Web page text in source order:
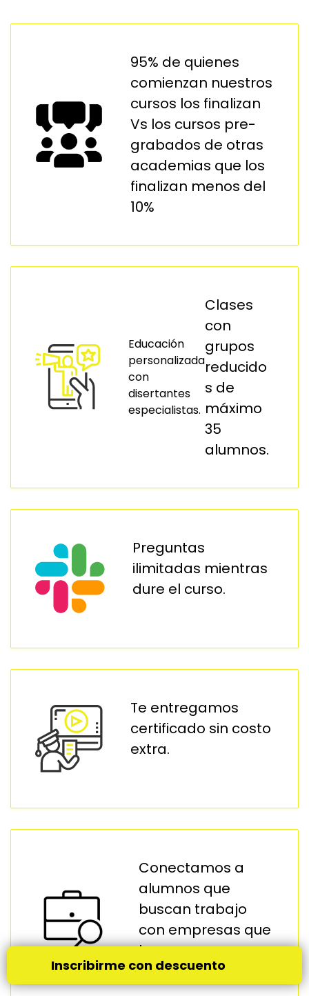
95% de quienes
comienzan nuestros
cursos los finalizan
Vs los cursos pre-
grabados de otras
academias que los
finalizan menos del
10%
Educación
personalizada
con
disertantes
especialistas.
Clases
con
grupos
reducido
s de
máximo
35
alumnos.
Preguntas
ilimitadas mientras
dure el curso.
Te entregamos
certificado sin costo
extra.
Conectamos a
alumnos que
buscan trabajo
con empresas que
buscan
graduados.
Inscribirme con descuento